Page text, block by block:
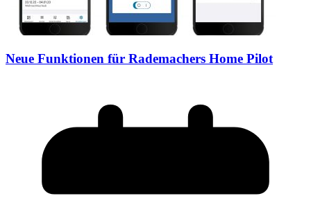
Neue Funktionen für Rademachers Home Pilot